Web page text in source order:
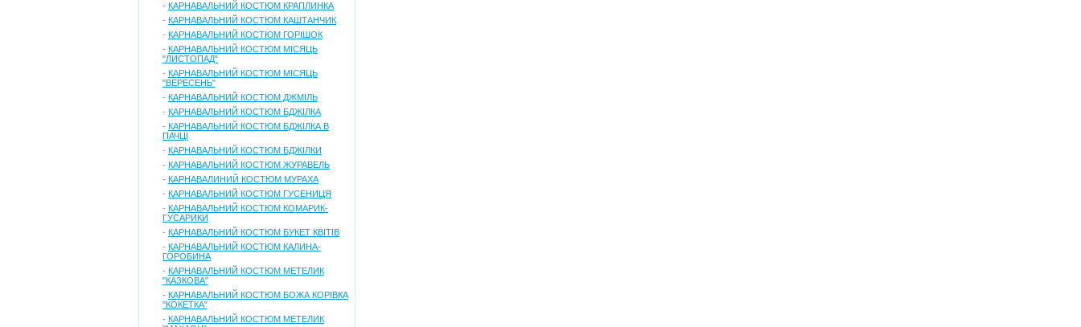
- КАРНАВАЛЬНИЙ КОСТЮМ КРАПЛИНКА
- КАРНАВАЛЬНИЙ КОСТЮМ КАШТАНЧИК
- КАРНАВАЛЬНИЙ КОСТЮМ ГОРІШОК
- КАРНАВАЛЬНИЙ КОСТЮМ МІСЯЦЬ
"ЛИСТОПАД"
- КАРНАВАЛЬНИЙ КОСТЮМ МІСЯЦЬ
"ВЕРЕСЕНЬ"
- КАРНАВАЛЬНИЙ КОСТЮМ ДЖМІЛЬ
- КАРНАВАЛЬНИЙ КОСТЮМ БДЖІЛКА
- КАРНАВАЛЬНИЙ КОСТЮМ БДЖІЛКА В
ПАЧЦІ
- КАРНАВАЛЬНИЙ КОСТЮМ БДЖІЛКИ
- КАРНАВАЛЬНИЙ КОСТЮМ ЖУРАВЕЛЬ
- КАРНАВАЛИНИЙ КОСТЮМ МУРАХА
- КАРНАВАЛЬНИЙ КОСТЮМ ГУСЕНИЦЯ
- КАРНАВАЛЬНИЙ КОСТЮМ КОМАРИК-
ГУСАРИКИ
- КАРНАВАЛЬНИЙ КОСТЮМ БУКЕТ КВІТІВ
- КАРНАВАЛЬНИЙ КОСТЮМ КАЛИНА-
ГОРОБИНА
- КАРНАВАЛЬНИЙ КОСТЮМ МЕТЕЛИК
"КАЗКОВА"
- КАРНАВАЛЬНИЙ КОСТЮМ БОЖА КОРІВКА
"КОКЕТКА"
- КАРНАВАЛЬНИЙ КОСТЮМ МЕТЕЛИК